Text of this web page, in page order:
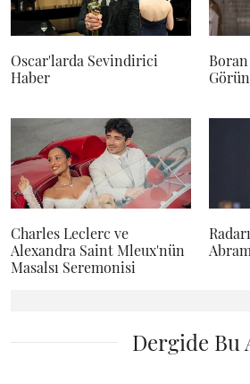
Oscar'larda Sevindirici
Haber
Charles Leclerc ve
Alexandra Saint Mleux'nün
Masalsı Seremonisi
Dergide Bu